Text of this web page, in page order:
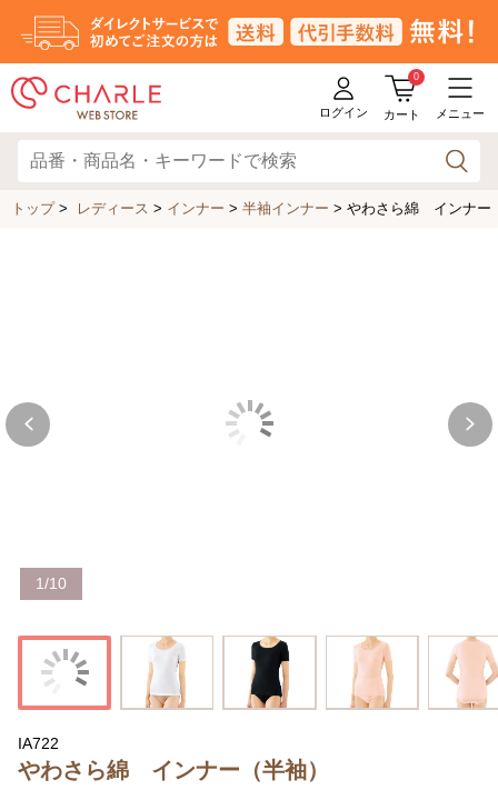
ログイン
0
カート メニュー
トップ> レディース > インナー > 半袖インナー > やわさら綿 インナー
1/10
IA722
やわさら綿 インナー（半袖）